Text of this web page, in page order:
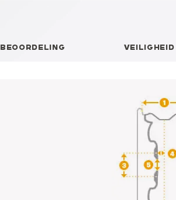
BEOORDELING VEILIGHEID